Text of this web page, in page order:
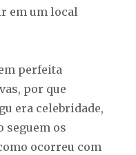
em um local
perfeita
por que
era celebridade,
seguem os
ocorreu com